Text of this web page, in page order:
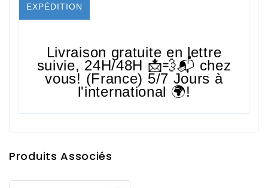
EXPÉDITION
Livraison gratuite en lettre
suivie, 24H/48H 📩💨📬 chez
vous! (France) 5/7 Jours à
l'international 🌍!
Produits Associés